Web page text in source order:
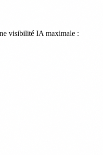
visibilité IA maximale :